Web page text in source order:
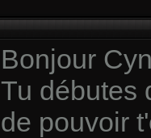
Bonjour
Tu débutes
de pouvoir